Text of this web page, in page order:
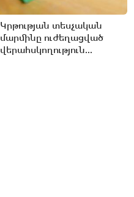
Կրթության տեսչական
մարմինը ուժեղացված
վերահսկողություն...